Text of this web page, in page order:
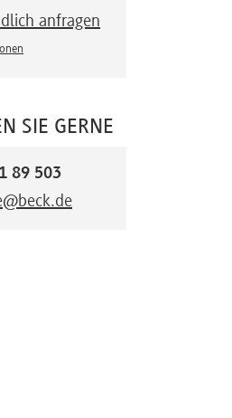
anfragen
SIE GERNE
89 503